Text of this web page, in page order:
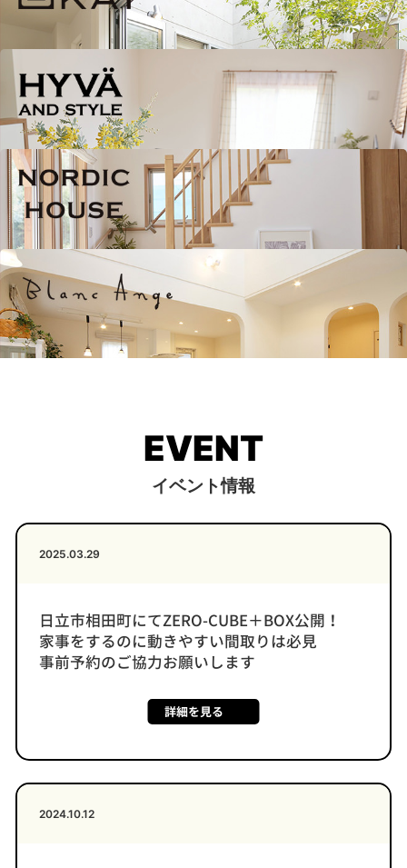
ZERO-CUBE KAI
NORDIC HOUSE
Blanc Ange
イベント情報
EVENT
2025.03.29
日立市相田町にてZERO-CUBE＋BOX公開！
家事をするのに動きやすい間取りは必見
事前予約のご協力お願いします
詳細を見る
2024.10.12